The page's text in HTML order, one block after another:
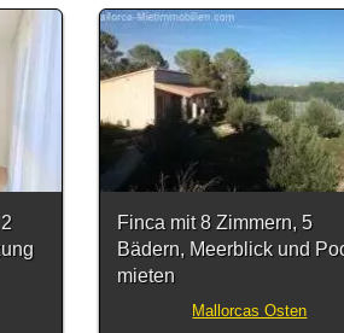
Finca mit 8 Zimmern, 5
Bädern, Meerblick und
mieten
Mallorcas Osten